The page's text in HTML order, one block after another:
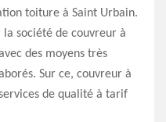
toiture à Saint Urbain.
société de couvreur à
des moyens très
Sur ce, couvreur à
de qualité à tarif